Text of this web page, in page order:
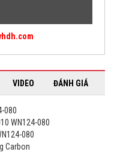
VIDEO ĐÁNH GIÁ
080
WN124-080
080
Carbon